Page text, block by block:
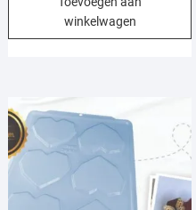
winkelwagen